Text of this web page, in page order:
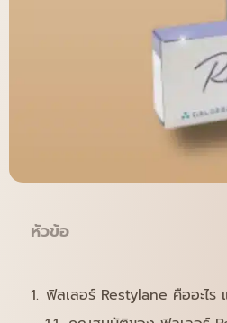
หัวข้อ
ฟิลเลอร์ Restylane คืออะไร